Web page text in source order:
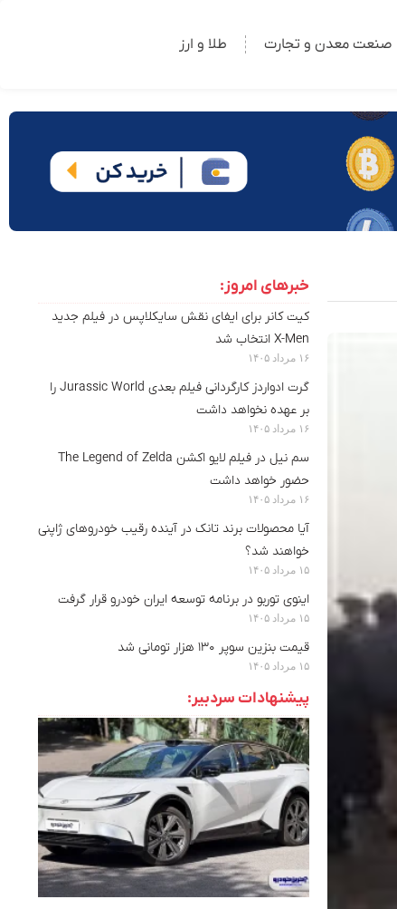
صنعت معدن و تجارت طلا و ارز
خبرهای امروز:
کیت کانر برای ایفای نقش سایکلاپس در فیلم جدید
X-Men انتخاب شد
۱۶ مرداد ۱۴۰۵
گرت ادواردز کارگردانی فیلم بعدی Jurassic World را
بر عهده نخواهد داشت
۱۶ مرداد ۱۴۰۵
سم نیل در فیلم لایو اکشن The Legend of Zelda
حضور خواهد داشت
۱۶ مرداد ۱۴۰۵
آیا محصولات برند تانک در آینده رقیب خودروهای ژاپنی
خواهند شد؟
۱۵ مرداد ۱۴۰۵
اینوی توربو در برنامه توسعه ایران خودرو قرار گرفت
۱۵ مرداد ۱۴۰۵
قیمت بنزین سوپر ۱۳۰ هزار تومانی شد
۱۵ مرداد ۱۴۰۵
پیشنهادات سردبیر: